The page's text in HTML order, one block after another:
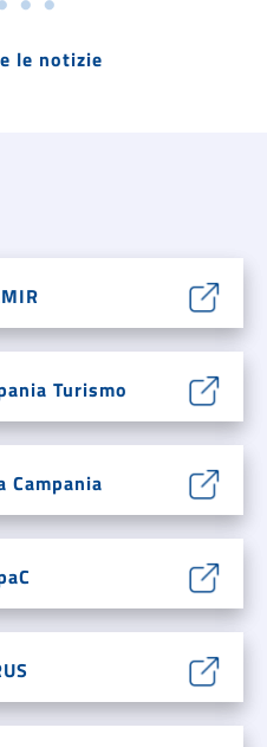
le notizie
Turismo
Campania